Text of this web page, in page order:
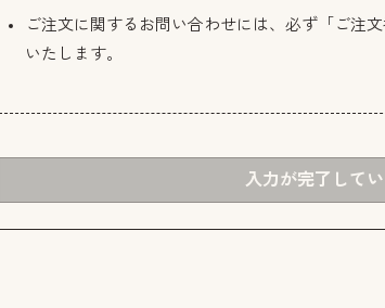
ご注文に関するお問い合わせには、必ず「ご注
いたします。
入力が完了して